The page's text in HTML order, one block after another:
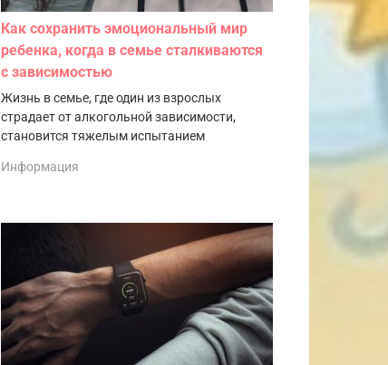
Как сохранить эмоциональный мир
ребенка, когда в семье сталкиваются
с зависимостью
Жизнь в семье, где один из взрослых
страдает от алкогольной зависимости,
становится тяжелым испытанием
Информация